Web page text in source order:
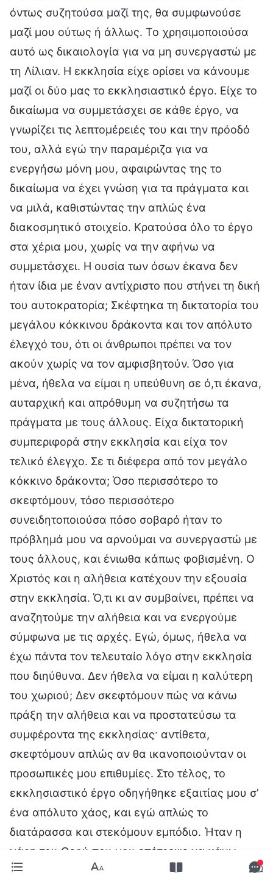
όντως συζητούσα μαζί της, θα συμφωνούσε
μαζί μου ούτως ή άλλως. Το χρησιμοποιούσα
αυτό ως δικαιολογία για να μη συνεργαστώ με
τη Λίλιαν. Η εκκλησία είχε ορίσει να κάνουμε
μαζί οι δύο μας το εκκλησιαστικό έργο. Είχε το
δικαίωμα να συμμετάσχει σε κάθε έργο, να
γνωρίζει τις λεπτομέρειές του και την πρόοδό
του, αλλά εγώ την παραμέριζα για να
ενεργήσω μόνη μου, αφαιρώντας της το
δικαίωμα να έχει γνώση για τα πράγματα και
να μιλά, καθιστώντας την απλώς ένα
διακοσμητικό στοιχείο. Κρατούσα όλο το έργο
στα χέρια μου, χωρίς να την αφήνω να
συμμετάσχει. Η ουσία των όσων έκανα δεν
ήταν ίδια με έναν αντίχριστο που στήνει τη δική
του αυτοκρατορία; Σκέφτηκα τη δικτατορία του
μεγάλου κόκκινου δράκοντα και τον απόλυτο
έλεγχό του, ότι οι άνθρωποι πρέπει να τον
ακούν χωρίς να τον αμφισβητούν. Όσο για
μένα, ήθελα να είμαι η υπεύθυνη σε ό,τι έκανα,
αυταρχική και απρόθυμη να συζητήσω τα
πράγματα με τους άλλους. Είχα δικτατορική
συμπεριφορά στην εκκλησία και είχα τον
τελικό έλεγχο. Σε τι διέφερα από τον μεγάλο
κόκκινο δράκοντα; Όσο περισσότερο το
σκεφτόμουν, τόσο περισσότερο
συνειδητοποιούσα πόσο σοβαρό ήταν το
πρόβλημά μου να αρνούμαι να συνεργαστώ με
τους άλλους, και ένιωθα κάπως φοβισμένη. Ο
Χριστός και η αλήθεια κατέχουν την εξουσία
στην εκκλησία. Ό,τι κι αν συμβαίνει, πρέπει να
αναζητούμε την αλήθεια και να ενεργούμε
σύμφωνα με τις αρχές. Εγώ, όμως, ήθελα να
έχω πάντα τον τελευταίο λόγο στην εκκλησία
που διηύθυνα. Δεν ήθελα να είμαι η καλύτερη
του χωριού; Δεν σκεφτόμουν πώς να κάνω
πράξη την αλήθεια και να προστατεύσω τα
συμφέροντα της εκκλησίας· αντίθετα,
σκεφτόμουν απλώς αν θα ικανοποιούνταν οι
προσωπικές μου επιθυμίες. Στο τέλος, το
εκκλησιαστικό έργο οδηγήθηκε εξαιτίας μου σ’
ένα απόλυτο χάος, και εγώ απλώς το
διατάρασσα και στεκόμουν εμπόδιο. Ήταν η
χάρη του Θεού που μου επέτρεψε να κάνω
αυτό το καθήκον. Το θέλημα του Θεού ήταν να